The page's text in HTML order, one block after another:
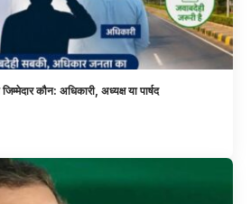
कौन: अधिकारी, अध्यक्ष या पार्षद